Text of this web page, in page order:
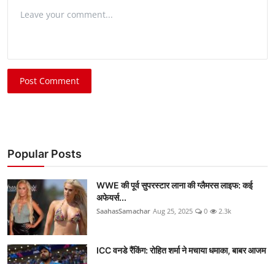
Post Comment
Popular Posts
WWE की पूर्व सुपरस्टार लाना की ग्लैमरस लाइफ: कई
अफेयर्स...
SaahasSamachar Aug 25, 2025 0 2.3k
ICC वनडे रैंकिंग: रोहित शर्मा ने मचाया धमाका, बाबर आजम